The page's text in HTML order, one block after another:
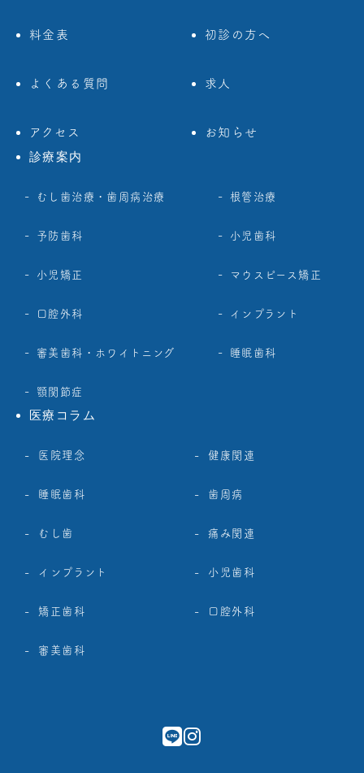
料金表 初診の方へ
よくある質問 求人
アクセス お知らせ
診療案内
むし歯治療・歯周病治療 根管治療
予防歯科 小児歯科
小児矯正 マウスピース矯正
口腔外科 インプラント
審美歯科・ホワイトニング 睡眠歯科
顎関節症
医療コラム
医院理念 健康関連
睡眠歯科 歯周病
むし歯 痛み関連
インプラント 小児歯科
矯正歯科 口腔外科
審美歯科